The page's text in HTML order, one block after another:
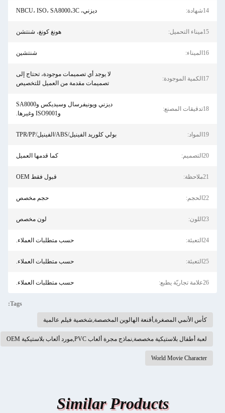
14شهادة: ديزني، NBCU، ISO، SA8000،3C
15ميناء التحميل: هونغ كونغ، شنتشن
16الميناء: شنتشين
17الكمية الموجودة:
لا يوجد أي تصميمات موجودة، تحتاج إلى
تصميمات مقدمة من العميل للتخصيص
18تدقيقات المصنع:
ديزني ويونيفرسال وسيديكس وSA8000
وISO9001 وغيرها.
19المواد: بولي كلوريد الفينيل/ABS/الفينيل/TPR/PP
20التصميم: كما قدمها العميل
21ملاحظة: قبول فقط OEM
22الحجم: حجم مخصص
23اللون: لون مخصص
24التعبئة: حسب متطلبات العملاء.
25التعبئة: حسب متطلبات العملاء.
26علامة تجاريّة يطبع: حسب متطلبات العملاء.
Tags:
كأس الأنمي المصغرة,أقنعة الهالوين المخصصة,شخصية فيلم عالمية
لعبة أطفال بلاستيكية مخصصة,نماذج مجرة ألعاب PVC,مورد ألعاب بلاستيكية OEM
World Movie Character
Similar Products